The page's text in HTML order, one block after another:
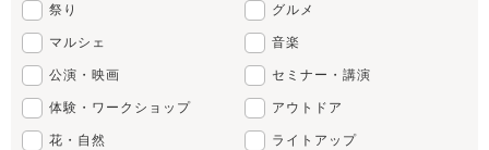
祭り グルメ
マルシェ 音楽
公演・映画 セミナー・講演
体験・ワークショップ アウトドア
花・自然 ライトアップ